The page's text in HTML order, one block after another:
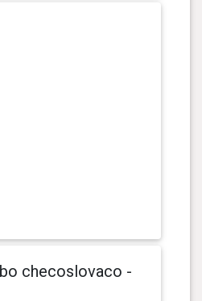
checoslovaco -